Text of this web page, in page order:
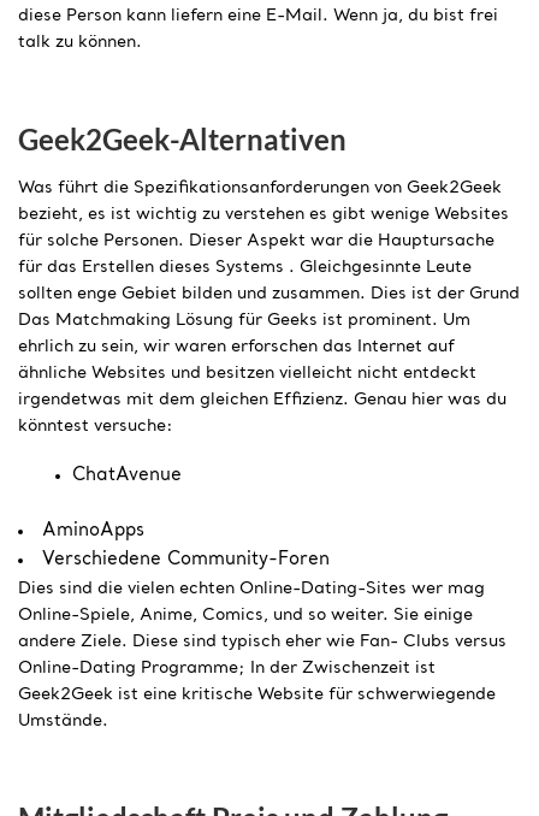
diese Person kann liefern eine E-Mail. Wenn ja, du bist frei
talk zu können.
Geek2Geek-Alternativen
Was führt die Spezifikationsanforderungen von Geek2Geek
bezieht, es ist wichtig zu verstehen es gibt wenige Websites
für solche Personen. Dieser Aspekt war die Hauptursache
für das Erstellen dieses Systems . Gleichgesinnte Leute
sollten enge Gebiet bilden und zusammen. Dies ist der Grund
Das Matchmaking Lösung für Geeks ist prominent. Um
ehrlich zu sein, wir waren erforschen das Internet auf
ähnliche Websites und besitzen vielleicht nicht entdeckt
irgendetwas mit dem gleichen Effizienz. Genau hier was du
könntest versuche:
ChatAvenue
AminoApps
Verschiedene Community-Foren
Dies sind die vielen echten Online-Dating-Sites wer mag
Online-Spiele, Anime, Comics, und so weiter. Sie einige
andere Ziele. Diese sind typisch eher wie Fan- Clubs versus
Online-Dating Programme; In der Zwischenzeit ist
Geek2Geek ist eine kritische Website für schwerwiegende
Umstände.